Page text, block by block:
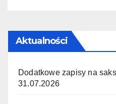
Aktualności
Dodatkowe zapisy na
31.07.2026